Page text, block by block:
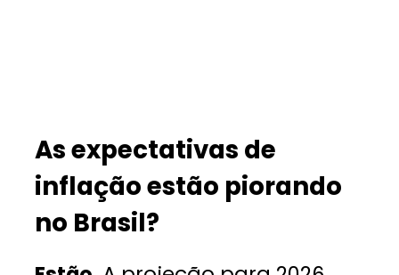
As expectativas de
inflação estão piorando
no Brasil?